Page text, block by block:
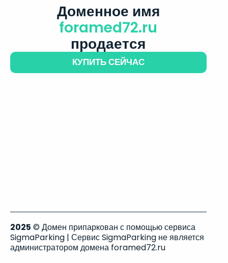
Доменное имя
foramed72.ru
продается
КУПИТЬ СЕЙЧАС
2025 © Домен припаркован с помощью сервиса
SigmaParking | Сервис SigmaParking не является
администратором домена foramed72.ru